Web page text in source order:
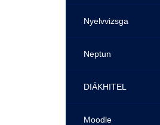
MTMI Szakok
Sportolóként
Nyelvvizsga
Neptun
DIÁKHITEL
Moodle